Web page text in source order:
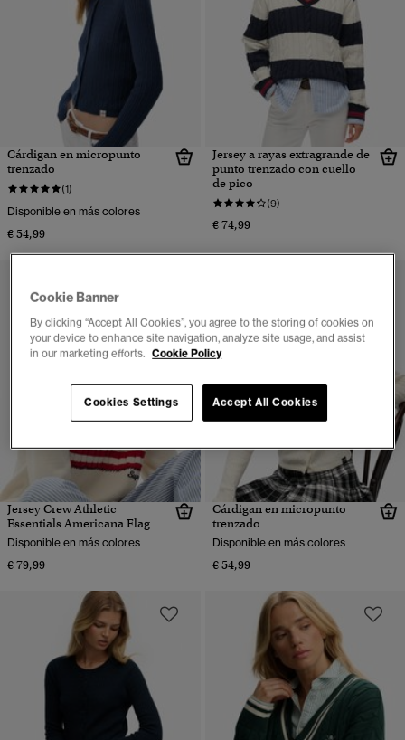
Cárdigan en micropunto
trenzado
(1)
Disponible en más colores
€ 54,99
Jersey a rayas extragrande de
punto trenzado con cuello
de pico
(9)
€ 74,99
Jersey Crew Athletic
Essentials Americana Flag
Disponible en más colores
€ 79,99
Cárdigan en micropunto
trenzado
Disponible en más colores
€ 54,99
Cookie Banner
By clicking “Accept All Cookies”, you agree to the storing of cookies on
your device to enhance site navigation, analyze site usage, and assist
in our marketing efforts. Cookie Policy
Accept All Cookies
Cookies Settings